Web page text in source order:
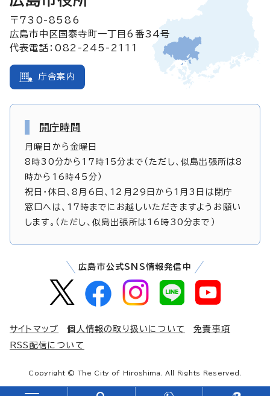
〒730-8586
広島市中区国泰寺町一丁目6番34号
代表電話：082-245-2111
庁舎案内
開庁時間
月曜日から金曜日
8時30分から17時15分まで（ただし、似島出張所は8
時から16時45分）
祝日・休日、8月6日、12月29日から1月3日は閉庁
窓口へは、17時までにお越しいただきますようお願い
します。（ただし、似島出張所は16時30分まで）
広島市公式SNS情報発信中
サイトマップ 個人情報の取り扱いについて
免責事項
RSS配信について
Copyright © The City of Hiroshima. All Rights Reserved.